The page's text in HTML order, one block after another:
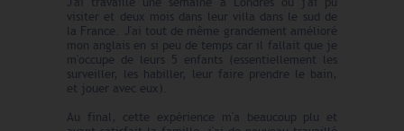
visiter et deux mois dans leur villa dans le sud de
la France. J'ai tout de même grandement amélioré
mon anglais en si peu de temps car il fallait que je
m'occupe de leurs 5 enfants (essentiellement les
surveiller, les habiller, leur faire prendre le bain,
et jouer avec eux).
Au final, cette expérience m'a beaucoup plu et